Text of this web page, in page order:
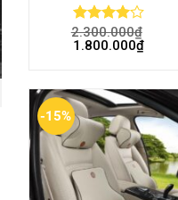
Rated
4.00out
2.300.000₫
1.800.000₫
-15%